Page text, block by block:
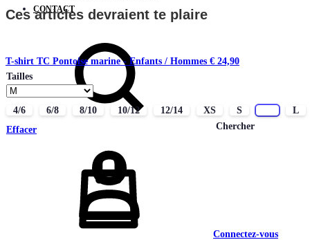
CONTACT
Chercher
Connectez-vous
Ces articles devraient te plaire
T-shirt TC Pontoise marine - Enfants / Hommes € 24,90
Tailles
4/6 6/8 8/10 10/12 12/14 XS S
L
Effacer